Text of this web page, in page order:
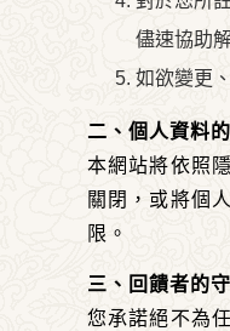
儘速協助
如欲變更
二、個人資料
本網站將依照
關閉，或將個
限。
三、回饋者的
您承諾絕不為